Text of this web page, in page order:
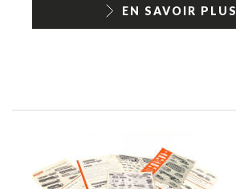
EN SAVOIR PLUS